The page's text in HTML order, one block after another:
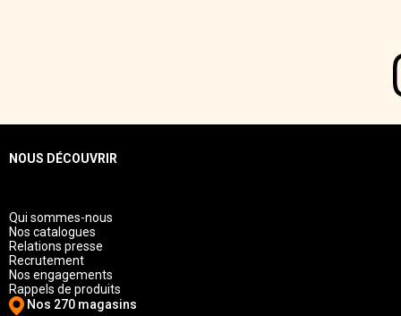
NOUS DÉCOUVRIR
Qui sommes-nous
Nos catalogues
Relations presse
Recrutement
Nos engagements
Rappels de produits
Nos 270 magasins